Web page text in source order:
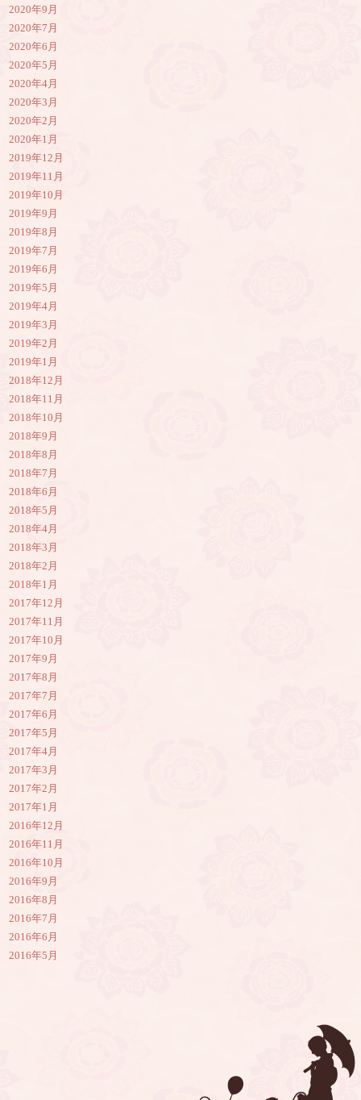
2020年9月
2020年7月
2020年6月
2020年5月
2020年4月
2020年3月
2020年2月
2020年1月
2019年12月
2019年11月
2019年10月
2019年9月
2019年8月
2019年7月
2019年6月
2019年5月
2019年4月
2019年3月
2019年2月
2019年1月
2018年12月
2018年11月
2018年10月
2018年9月
2018年8月
2018年7月
2018年6月
2018年5月
2018年4月
2018年3月
2018年2月
2018年1月
2017年12月
2017年11月
2017年10月
2017年9月
2017年8月
2017年7月
2017年6月
2017年5月
2017年4月
2017年3月
2017年2月
2017年1月
2016年12月
2016年11月
2016年10月
2016年9月
2016年8月
2016年7月
2016年6月
2016年5月